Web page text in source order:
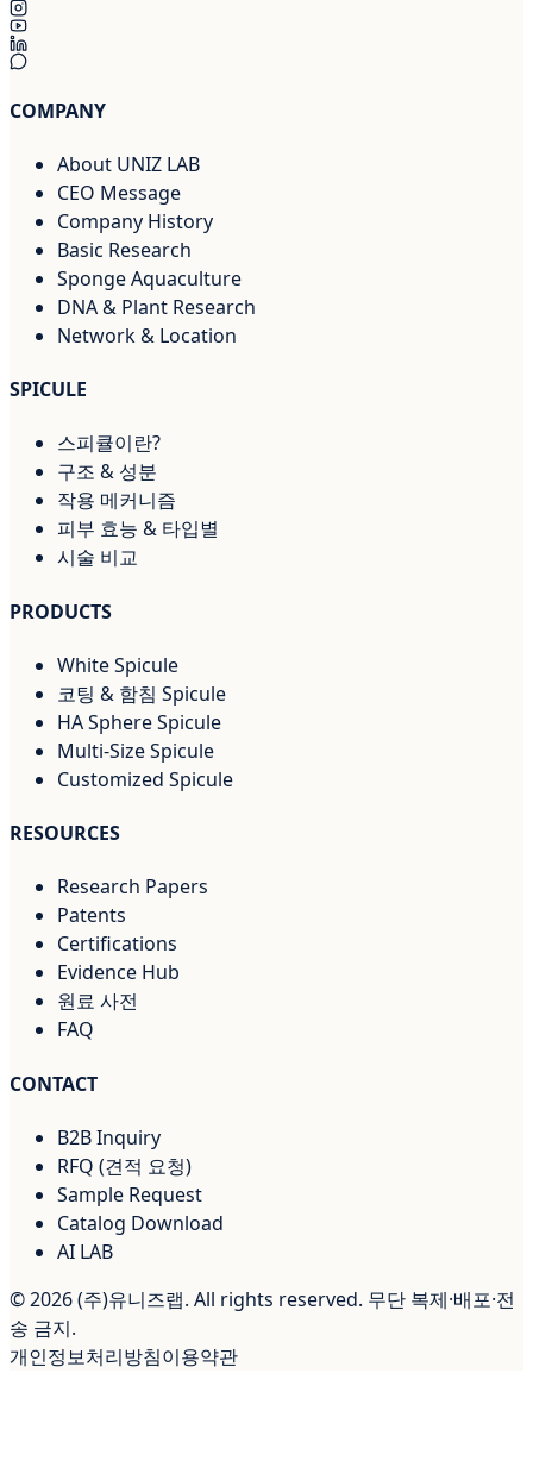
COMPANY
About UNIZ LAB
CEO Message
Company History
Basic Research
Sponge Aquaculture
DNA & Plant Research
Network & Location
SPICULE
스피큘이란?
구조 & 성분
작용 메커니즘
피부 효능 & 타입별
시술 비교
PRODUCTS
White Spicule
코팅 & 함침 Spicule
HA Sphere Spicule
Multi-Size Spicule
Customized Spicule
RESOURCES
Research Papers
Patents
Certifications
Evidence Hub
원료 사전
FAQ
CONTACT
B2B Inquiry
RFQ (견적 요청)
Sample Request
Catalog Download
AI LAB
©2026(주)유니즈랩. All rights reserved. 무단 복제·배포·전
송 금지.
개인정보처리방침이용약관